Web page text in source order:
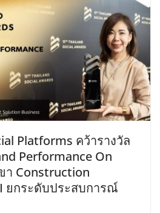
Platforms คว้ารางวัล
Performance On
า Construction
ยกระดับประสบการณ์